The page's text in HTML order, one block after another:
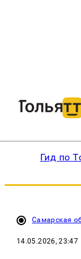
Гид по
Самарская
14.05.2026, 23:47